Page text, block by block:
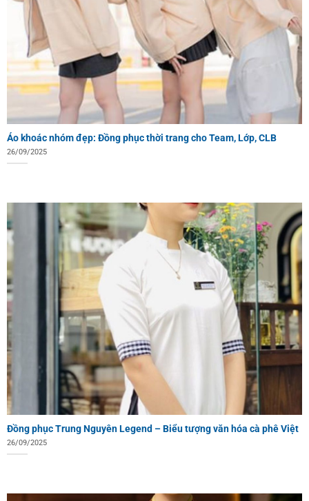
Áo khoác nhóm đẹp: Đồng phục thời trang cho Team, Lớp, CLB
26/09/2025
Đồng phục Trung Nguyên Legend – Biểu tượng văn hóa cà phê Việt
26/09/2025